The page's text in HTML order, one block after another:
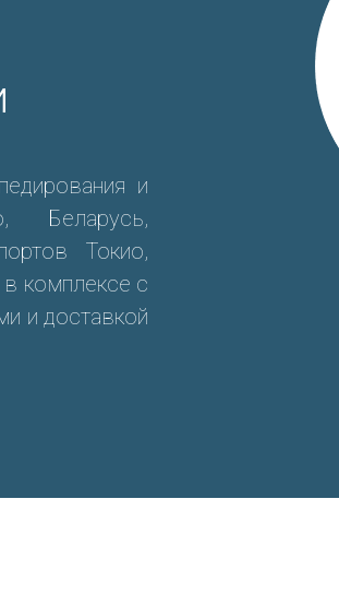
и
Беларусь,
Токио,
комплексе с
и доставкой